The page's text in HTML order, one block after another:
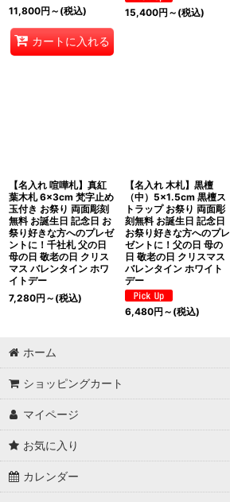
11,800円 ～ (税込)
カートに入れる
15,400円 ～ (税込)
【名入れ 喧嘩札】真紅
葉木札 6×3cm 梵字止め
玉付き お祭り 両面彫刻
無料 お誕生日 記念日 お
祭り好きな方へのプレゼ
ントに！千社札 父の日
母の日 敬老の日 クリス
マス バレンタイン ホワ
イトデー
7,280円 ～ (税込)
【名入れ 木札】黒檀
（中）5×1.5cm 黒檀ス
トラップ お祭り 両面彫
刻無料 お誕生日 記念日
お祭り好きな方へのプレ
ゼントに！父の日 母の
日 敬老の日 クリスマス
バレンタイン ホワイト
デー
6,480円 ～ (税込)
ホーム
ショッピングカート
マイページ
お気に入り
カレンダー